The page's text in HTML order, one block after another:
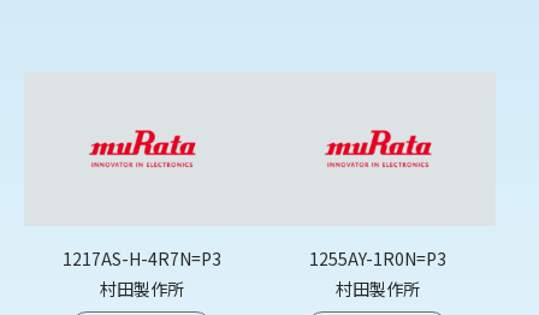
1217AS-H-4R7N=P3
村田製作所
1255AY-1R0N=P3
村田製作所